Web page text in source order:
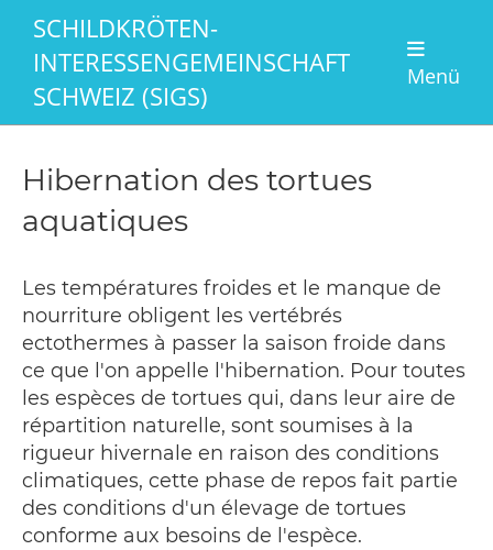
SCHILDKRÖTEN-
INTERESSENGEMEINSCHAFT
SCHWEIZ (SIGS)
Menü
Hibernation des tortues
aquatiques
Les températures froides et le manque de
nourriture obligent les vertébrés
ectothermes à passer la saison froide dans
ce que l'on appelle l'hibernation. Pour toutes
les espèces de tortues qui, dans leur aire de
répartition naturelle, sont soumises à la
rigueur hivernale en raison des conditions
climatiques, cette phase de repos fait partie
des conditions d'un élevage de tortues
conforme aux besoins de l'espèce.